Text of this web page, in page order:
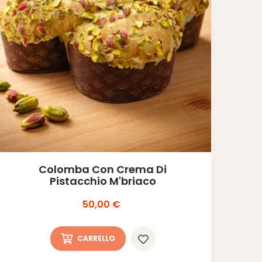
Colomba Con Crema Di
Pistacchio M'briaco
Prezzo
50,00 €
CARRELLO